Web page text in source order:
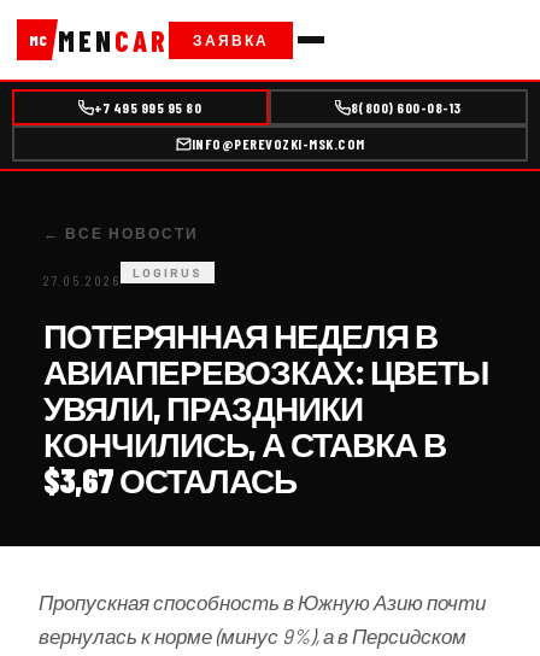
MC MENCAR ЗАЯВКА
+7 495 995 95 80 8(800) 600-08-13
INFO@PEREVOZKI-MSK.COM
← ВСЕ НОВОСТИ
27.05.2026 LOGIRUS
ПОТЕРЯННАЯ НЕДЕЛЯ В
АВИАПЕРЕВОЗКАХ: ЦВЕТЫ
УВЯЛИ, ПРАЗДНИКИ
КОНЧИЛИСЬ, А СТАВКА В
$3,67 ОСТАЛАСЬ
Пропускная способность в Южную Азию почти
вернулась к норме (минус 9%), а в Персидском